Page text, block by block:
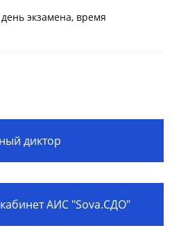
экзамена, время
диктор
АИС "Sova.СДО"